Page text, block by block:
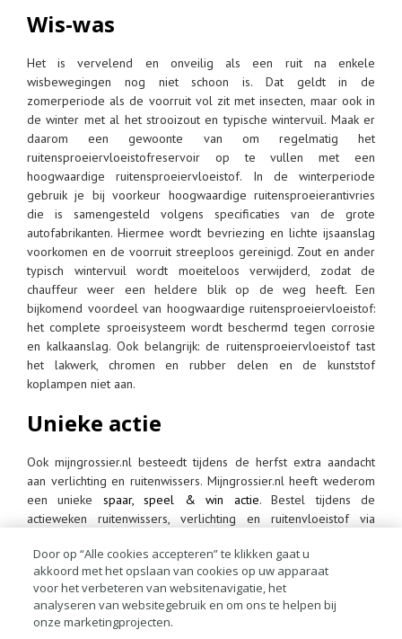
Wis-was
Het is vervelend en onveilig als een ruit na enkele
wisbewegingen nog niet schoon is. Dat geldt in de
zomerperiode als de voorruit vol zit met insecten, maar ook in
de winter met al het strooizout en typische wintervuil. Maak er
daarom een gewoonte van om regelmatig het
ruitensproeiervloeistofreservoir op te vullen met een
hoogwaardige ruitensproeiervloeistof. In de winterperiode
gebruik je bij voorkeur hoogwaardige ruitensproeierantivries
die is samengesteld volgens specificaties van de grote
autofabrikanten. Hiermee wordt bevriezing en lichte ijsaanslag
voorkomen en de voorruit streeploos gereinigd. Zout en ander
typisch wintervuil wordt moeiteloos verwijderd, zodat de
chauffeur weer een heldere blik op de weg heeft. Een
bijkomend voordeel van hoogwaardige ruitensproeiervloeistof:
het complete sproeisysteem wordt beschermd tegen corrosie
en kalkaanslag. Ook belangrijk: de ruitensproeiervloeistof tast
het lakwerk, chromen en rubber delen en de kunststof
koplampen niet aan.
Unieke actie
Ook mijngrossier.nl besteedt tijdens de herfst extra aandacht
aan verlichting en ruitenwissers. Mijngrossier.nl heeft wederom
een unieke spaar, speel & win actie. Bestel tijdens de
actieweken ruitenwissers, verlichting en ruitenvloeistof via
spel. Speel met de munten voor unieke prijzen; elke week
diverse nieuwe hoofdprijzen! Hoe kun je meespelen? Login op
mijngrossier.nl en klik op de speciale “Gok niet met uw
veiligheid”-button. Op de actiepagina vindt je meer uitleg over
de actie, actuele speelmuntensaldo, de prijzen van deze week
Door op “Alle cookies accepteren” te klikken gaat u
akkoord met het opslaan van cookies op uw apparaat
voor het verbeteren van websitenavigatie, het
analyseren van websitegebruik en om ons te helpen bij
onze marketingprojecten.